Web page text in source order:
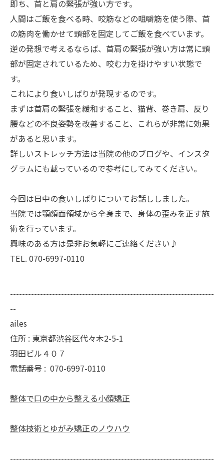
即ち、首と肩の緊張が強い方です。
人間はご飯を食べる時、咬筋などの咀嚼筋を使う際、首
の筋肉を働かせて頭部を固定してご飯を食べています。
逆の発想で考えるならば、首肩の緊張が強い方は常に頭
部が固定されているため、咬む力を掛けやすい状態で
す。
これにより食いしばりが発現するのです。
まずは首肩の緊張を緩和すること、猫背、巻き肩、反り
腰などの不良姿勢を改善すること、これらが非常に効果
があると思います。
詳しいストレッチ方法は当院の他のブログや、インスタ
グラムにも載っているので参考にしてみてください。
今回は日中の食いしばりについてお話ししました。
当院では顎顔面領域から全身まで、身体の歪みを正す施
術を行っています。
興味のある方は是非お気軽にご連絡ください♪
TEL. 070-6997-0110
--------------------------------------------------------------------
--
ailes
住所 : 東京都渋谷区代々木2-5-1
羽田ビル４０７
電話番号 : 070-6997-0110
整体で口の中から整える小顔矯正
整体技術とゆがみ矯正のノウハウ
--------------------------------------------------------------------